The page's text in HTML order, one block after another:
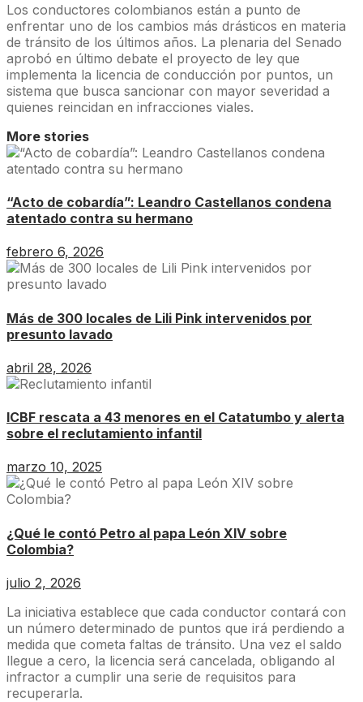
Los conductores colombianos están a punto de
enfrentar uno de los cambios más drásticos en materia
de tránsito de los últimos años. La plenaria del Senado
aprobó en último debate el proyecto de ley que
implementa la licencia de conducción por puntos, un
sistema que busca sancionar con mayor severidad a
quienes reincidan en infracciones viales.
More stories
“Acto de cobardía”: Leandro Castellanos condena
atentado contra su hermano
febrero 6, 2026
Más de 300 locales de Lili Pink intervenidos por
presunto lavado
abril 28, 2026
ICBF rescata a 43 menores en el Catatumbo y alerta
sobre el reclutamiento infantil
marzo 10, 2025
¿Qué le contó Petro al papa León XIV sobre
Colombia?
julio 2, 2026
La iniciativa establece que cada conductor contará con
un número determinado de puntos que irá perdiendo a
medida que cometa faltas de tránsito. Una vez el saldo
llegue a cero, la licencia será cancelada, obligando al
infractor a cumplir una serie de requisitos para
recuperarla.